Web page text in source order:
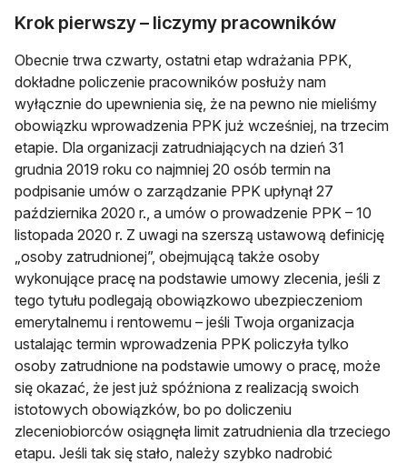
Krok pierwszy – liczymy pracowników
Obecnie trwa czwarty, ostatni etap wdrażania PPK,
dokładne policzenie pracowników posłuży nam
wyłącznie do upewnienia się, że na pewno nie mieliśmy
obowiązku wprowadzenia PPK już wcześniej, na trzecim
etapie. Dla organizacji zatrudniających na dzień 31
grudnia 2019 roku co najmniej 20 osób termin na
podpisanie umów o zarządzanie PPK upłynął 27
października 2020 r., a umów o prowadzenie PPK – 10
listopada 2020 r. Z uwagi na szerszą ustawową definicję
„osoby zatrudnionej”, obejmującą także osoby
wykonujące pracę na podstawie umowy zlecenia, jeśli z
tego tytułu podlegają obowiązkowo ubezpieczeniom
emerytalnemu i rentowemu – jeśli Twoja organizacja
ustalając termin wprowadzenia PPK policzyła tylko
osoby zatrudnione na podstawie umowy o pracę, może
się okazać, że jest już spóźniona z realizacją swoich
istotowych obowiązków, bo po doliczeniu
zleceniobiorców osiągnęła limit zatrudnienia dla trzeciego
etapu. Jeśli tak się stało, należy szybko nadrobić